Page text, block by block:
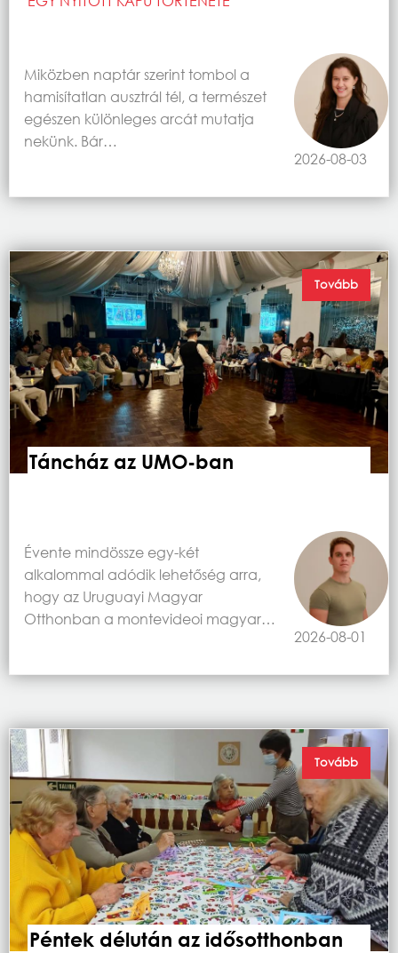
2026-08-03
Miközben naptár szerint tombol a
hamisítatlan ausztrál tél, a természet
egészen különleges arcát mutatja
nekünk. Bár…
Táncház az UMO-ban
2026-08-01
Évente mindössze egy-két
alkalommal adódik lehetőség arra,
hogy az Uruguayi Magyar
Otthonban a montevideoi magyar…
Tovább
Péntek délután az idősotthonban
Tovább